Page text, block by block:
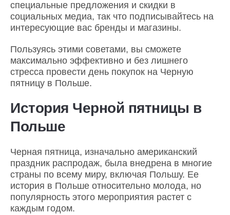
специальные предложения и скидки в
социальных медиа, так что подписывайтесь на
интересующие вас бренды и магазины.
Пользуясь этими советами, вы сможете
максимально эффективно и без лишнего
стресса провести день покупок на Черную
пятницу в Польше.
История Черной пятницы в
Польше
Черная пятница, изначально американский
праздник распродаж, была внедрена в многие
страны по всему миру, включая Польшу. Ее
история в Польше относительно молода, но
популярность этого мероприятия растет с
каждым годом.